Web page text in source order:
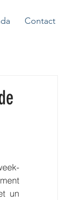
Contact
un